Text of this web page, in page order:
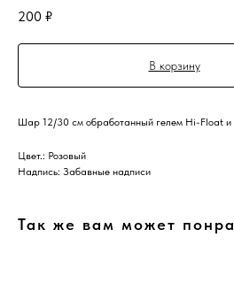
200 ₽
В корзину
Шар 12/30 см обработанный гелем Hi-Float и
Цвет.: Розовый
Надпись: Забавные надписи
Так же вам может